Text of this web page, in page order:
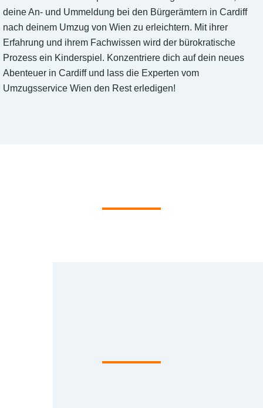
deine An- und Ummeldung bei den Bürgerämtern in Cardiff
nach deinem Umzug von Wien zu erleichtern. Mit ihrer
Erfahrung und ihrem Fachwissen wird der bürokratische
Prozess ein Kinderspiel. Konzentriere dich auf dein neues
Abenteuer in Cardiff und lass die Experten vom
Umzugsservice Wien den Rest erledigen!